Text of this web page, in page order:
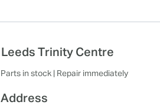
Leeds Trinity Centre
Parts in stock | Repair immediately
Address